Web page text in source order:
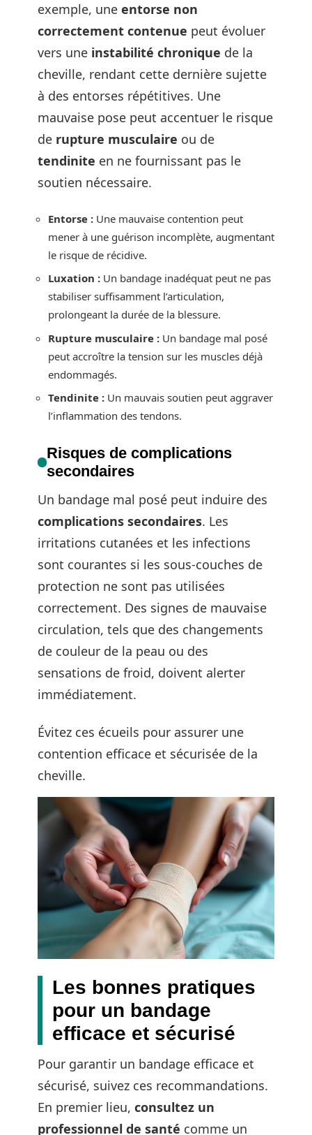
exemple, une entorse non
correctement contenue peut évoluer
vers une instabilité chronique de la
cheville, rendant cette dernière sujette
à des entorses répétitives. Une
mauvaise pose peut accentuer le risque
de rupture musculaire ou de
tendinite en ne fournissant pas le
soutien nécessaire.
Entorse : Une mauvaise contention peut
mener à une guérison incomplète, augmentant
le risque de récidive.
Luxation : Un bandage inadéquat peut ne pas
stabiliser suffisamment l’articulation,
prolongeant la durée de la blessure.
Rupture musculaire : Un bandage mal posé
peut accroître la tension sur les muscles déjà
endommagés.
Tendinite : Un mauvais soutien peut aggraver
l’inflammation des tendons.
Risques de complications
secondaires
Un bandage mal posé peut induire des
complications secondaires. Les
irritations cutanées et les infections
sont courantes si les sous-couches de
protection ne sont pas utilisées
correctement. Des signes de mauvaise
circulation, tels que des changements
de couleur de la peau ou des
sensations de froid, doivent alerter
immédiatement.
Évitez ces écueils pour assurer une
contention efficace et sécurisée de la
cheville.
Les bonnes pratiques
pour un bandage
efficace et sécurisé
Pour garantir un bandage efficace et
sécurisé, suivez ces recommandations.
En premier lieu, consultez un
professionnel de santé comme un